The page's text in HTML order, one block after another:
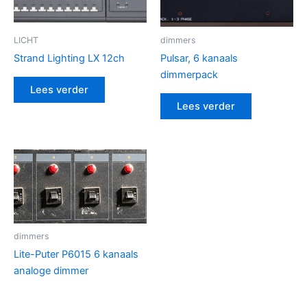
LICHT
Strand Lighting LX 12ch
Lees verder
dimmers
Pulsar, 6 kanaals
dimmerpack
Lees verder
dimmers
Lite-Puter P6015 6 kanaals
analoge dimmer